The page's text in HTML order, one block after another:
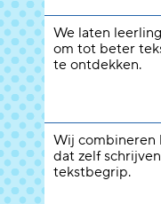
We laten
om tot beter
te ontdekken.
Wij combineren
dat zelf
tekstbegrip.